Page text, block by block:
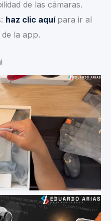
de las cámaras.
haz clic aquí para ir al
la app.